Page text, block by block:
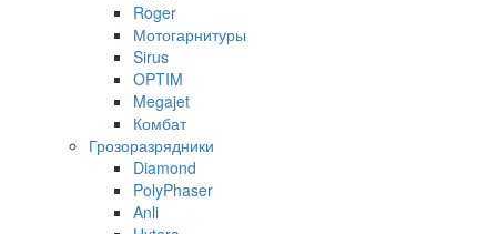
Roger
Мотогарнитуры
Sirus
OPTIM
Megajet
Комбат
Грозоразрядники
Diamond
PolyPhaser
Anli